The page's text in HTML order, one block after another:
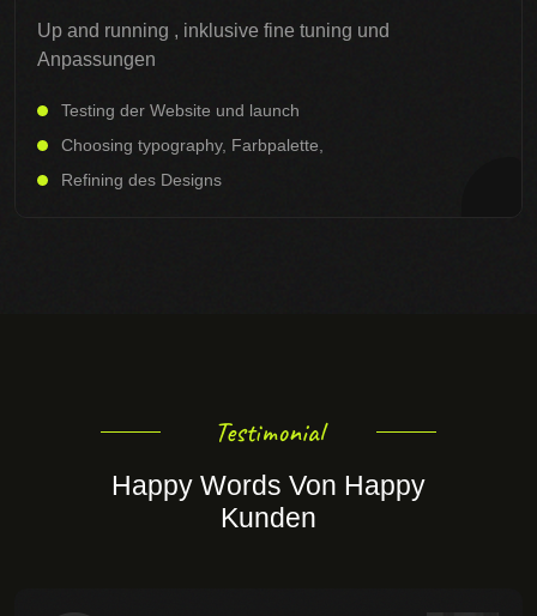
Up and running , inklusive fine tuning und
Anpassungen
Testing der Website und launch
Choosing typography, Farbpalette,
Refining des Designs
Testimonial
Happy Words Von Happy
Kunden